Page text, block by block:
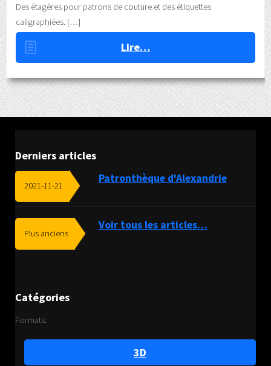
Des étagères pour patrons de couture et des étiquettes
caligraphiées.
Lire…
Derniers articles
2021-11-21
Patronthèque d'Alexandrie
Plus anciens
Voir tous les articles…
Catégories
Formats:
3D